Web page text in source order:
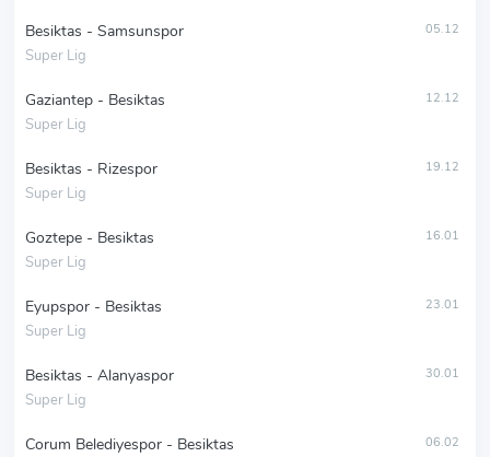
Besiktas - Samsunspor
Super Lig
05.12
Gaziantep - Besiktas
Super Lig
12.12
Besiktas - Rizespor
Super Lig
19.12
Goztepe - Besiktas
Super Lig
16.01
Eyupspor - Besiktas
Super Lig
23.01
Besiktas - Alanyaspor
Super Lig
30.01
Corum Belediyespor - Besiktas 06.02